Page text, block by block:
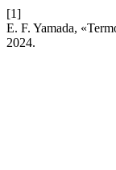
[1]
E. F. Yamada,
2024.